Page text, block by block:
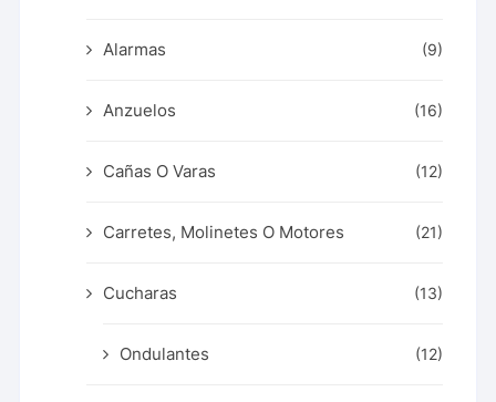
Alarmas (9)
Anzuelos (16)
Cañas O Varas (12)
Carretes, Molinetes O Motores (21)
Cucharas (13)
Ondulantes (12)